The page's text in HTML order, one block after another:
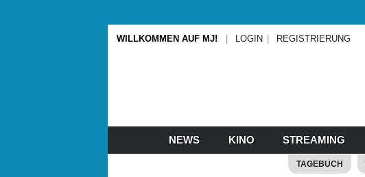
WILLKOMMEN AUF MJ! LOGIN REGISTRIERUNG
NEWS KINO STREAMING
TAGEBUCH